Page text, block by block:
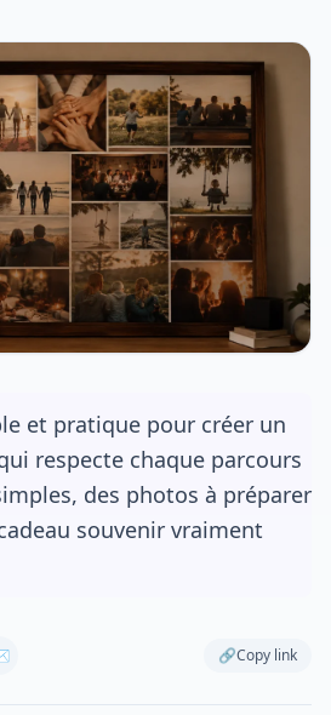
et pratique pour créer un
respecte chaque parcours
des photos à préparer
souvenir vraiment
🔗Copy link